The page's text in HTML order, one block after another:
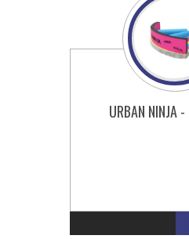
URBAN NINJA